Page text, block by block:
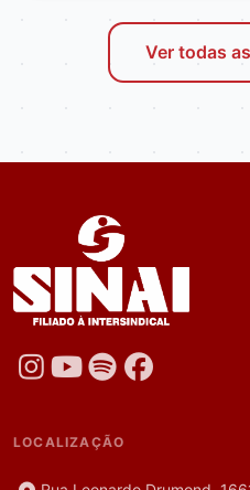
Ver todas
LOCALIZAÇÃO